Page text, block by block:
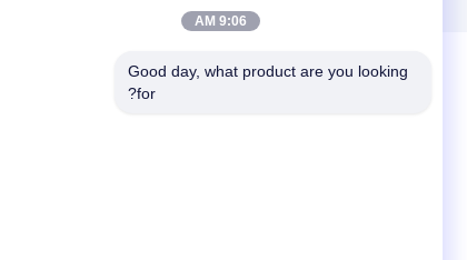
9:06 AM
Good day, what product are you looking
for?